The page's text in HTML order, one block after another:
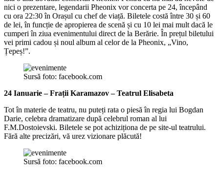
nici o prezentare, legendarii Pheonix vor concerta pe 24, începând
cu ora 22:30 în Orașul cu chef de viață. Biletele costă între 30 și 60
de lei, în funcție de apropierea de scenă și cu 10 lei mai mult dacă le
cumperi în ziua evenimentului direct de la Berărie. În prețul biletului
vei primi cadou și noul album al celor de la Pheonix, „Vino,
Țepeș!”.
Sursă foto: facebook.com
24 Ianuarie – Frații Karamazov – Teatrul Elisabeta
Tot în materie de teatru, nu puteți rata o piesă în regia lui Bogdan
Darie, celebra dramatizare după celebrul roman al lui
F.M.Dostoievski. Biletele se pot achiziționa de pe site-ul teatrului.
Fără alte precizări, vă urez vizionare plăcută!
Sursă foto: facebook.com